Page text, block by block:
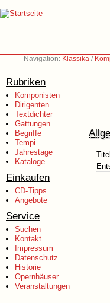
Navigation: Klassika /
Rubriken
Komponisten
Dirigenten
Textdichter
Gattungen
Begriffe
Tempi
Jahrestage
Kataloge
Einkaufen
CD-Tipps
Angebote
Service
Suchen
Kontakt
Impressum
Datenschutz
Historie
Opernhäuser
Veranstaltungen